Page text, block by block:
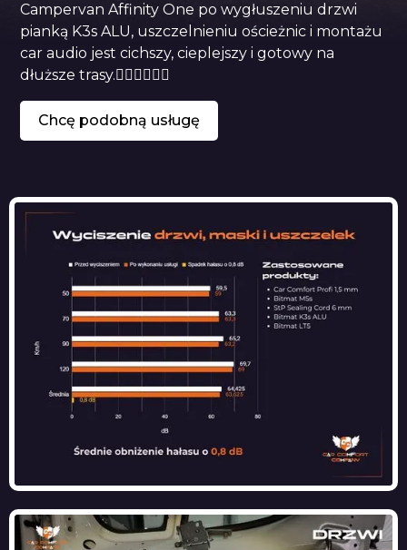
Campervan Affinity One po wygłuszeniu drzwi
pianką K3s ALU, uszczelnieniu ościeżnic i montażu
car audio jest cichszy, cieplejszy i gotowy na
dłuższe trasy.
Chcę podobną usługę